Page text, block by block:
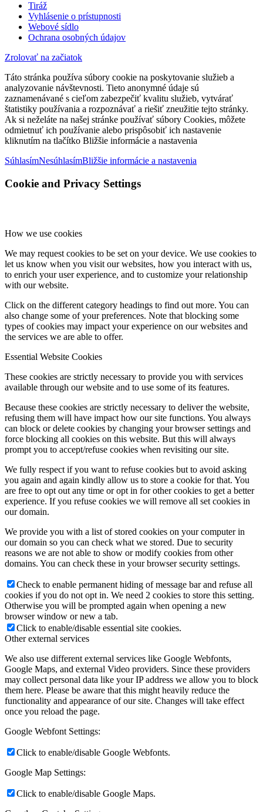
Tiráž
Vyhlásenie o prístupnosti
Webové sídlo
Ochrana osobných údajov
Zrolovať na začiatok
Táto stránka používa súbory cookie na poskytovanie služieb a
analyzovanie návštevnosti. Tieto anonymné údaje sú
zaznamenávané s cieľom zabezpečiť kvalitu služieb, vytvárať
štatistiky používania a rozpoznávať a riešiť zneužitie tejto stránky.
Ak si neželáte na našej stránke používať súbory Cookies, môžete
odmietnuť ich používanie alebo prispôsobiť ich nastavenie
kliknutím na tlačítko Bližšie informácie a nastavenia
SúhlasímNesúhlasímBližšie informácie a nastavenia
Cookie and Privacy Settings
How we use cookies
We may request cookies to be set on your device. We use cookies to
let us know when you visit our websites, how you interact with us,
to enrich your user experience, and to customize your relationship
with our website.
Click on the different category headings to find out more. You can
also change some of your preferences. Note that blocking some
types of cookies may impact your experience on our websites and
the services we are able to offer.
Essential Website Cookies
These cookies are strictly necessary to provide you with services
available through our website and to use some of its features.
Because these cookies are strictly necessary to deliver the website,
refusing them will have impact how our site functions. You always
can block or delete cookies by changing your browser settings and
force blocking all cookies on this website. But this will always
prompt you to accept/refuse cookies when revisiting our site.
We fully respect if you want to refuse cookies but to avoid asking
you again and again kindly allow us to store a cookie for that. You
are free to opt out any time or opt in for other cookies to get a better
experience. If you refuse cookies we will remove all set cookies in
our domain.
We provide you with a list of stored cookies on your computer in
our domain so you can check what we stored. Due to security
reasons we are not able to show or modify cookies from other
domains. You can check these in your browser security settings.
Check to enable permanent hiding of message bar and refuse all
cookies if you do not opt in. We need 2 cookies to store this setting.
Otherwise you will be prompted again when opening a new
browser window or new a tab.
Click to enable/disable essential site cookies.
Other external services
We also use different external services like Google Webfonts,
Google Maps, and external Video providers. Since these providers
may collect personal data like your IP address we allow you to block
them here. Please be aware that this might heavily reduce the
functionality and appearance of our site. Changes will take effect
once you reload the page.
Google Webfont Settings:
Click to enable/disable Google Webfonts.
Google Map Settings:
Click to enable/disable Google Maps.